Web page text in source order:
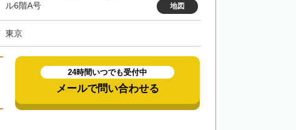
ル6階A号
地図
東京
24時間いつでも受付中
メールで問い合わせる